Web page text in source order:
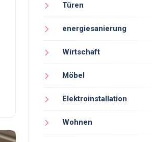
Türen
energiesanierung
Wirtschaft
Möbel
Elektroinstallation
Wohnen